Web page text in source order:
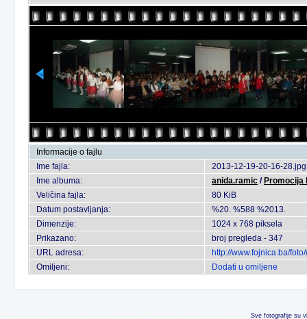
Informacije o fajlu
Ime fajla:
2013-12-19-20-16-28.jpg
Ime albuma:
anida.ramic / Promocija
Veličina fajla:
80 KiB
Datum postavljanja:
%20. %588 %2013.
Dimenzije:
1024 x 768 piksela
Prikazano:
broj pregleda - 347
URL adresa:
http://www.fojnica.ba/
Omiljeni:
Dodati u omiljene
Sve fotografije su